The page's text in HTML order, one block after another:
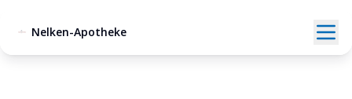
Nelken-Apotheke